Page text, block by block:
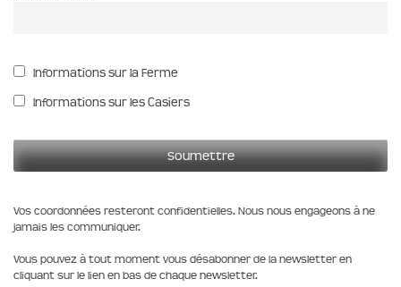
Informations sur la Ferme
Informations sur les Casiers
Vos coordonnées resteront confidentielles. Nous nous engageons à ne
jamais les communiquer.
Vous pouvez à tout moment vous désabonner de la newsletter en
cliquant sur le lien en bas de chaque newsletter.